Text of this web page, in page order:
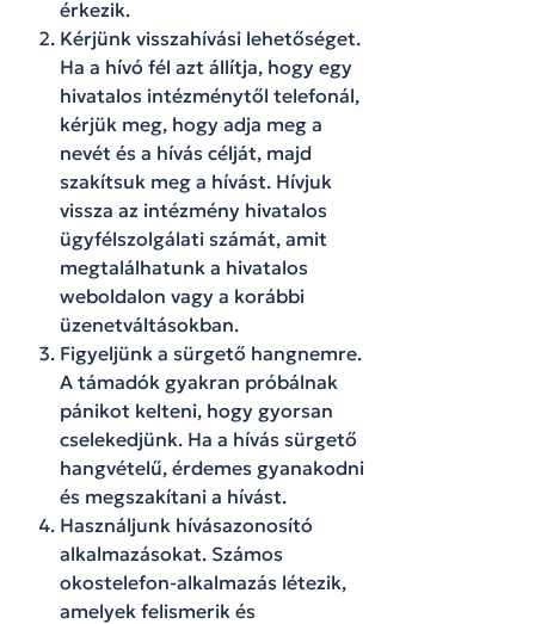
érkezik.
Kérjünk visszahívási lehetőséget.
Ha a hívó fél azt állítja, hogy egy
hivatalos intézménytől telefonál,
kérjük meg, hogy adja meg a
nevét és a hívás célját, majd
szakítsuk meg a hívást. Hívjuk
vissza az intézmény hivatalos
ügyfélszolgálati számát, amit
megtalálhatunk a hivatalos
weboldalon vagy a korábbi
üzenetváltásokban.
Figyeljünk a sürgető hangnemre.
A támadók gyakran próbálnak
pánikot kelteni, hogy gyorsan
cselekedjünk. Ha a hívás sürgető
hangvételű, érdemes gyanakodni
és megszakítani a hívást.
Használjunk hívásazonosító
alkalmazásokat. Számos
okostelefon-alkalmazás létezik,
amelyek felismerik és